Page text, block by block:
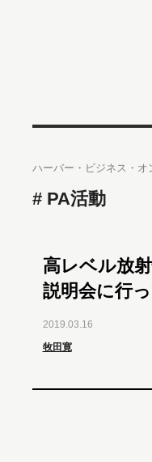
ハーバー・ビジネス・オ
PA活動
高レベル放
説明会に行
2019.03.16
牧田寛